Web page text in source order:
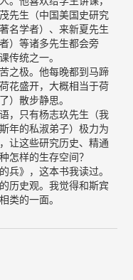
先生（中国美国史研究
名学者）、来新夏先生
）等诸多先生都会旁
传统之一。
之极。他每晚都到马蹄
花盛开，大概相当于荷
）散步静思。
，只有杨志玖先生（我
年的私淑弟子）极力为
让这些研究历史、精通
怎样的生存空间？
兵》，这本书我读过。
历史观。我觉得和斯宾
类的一面。